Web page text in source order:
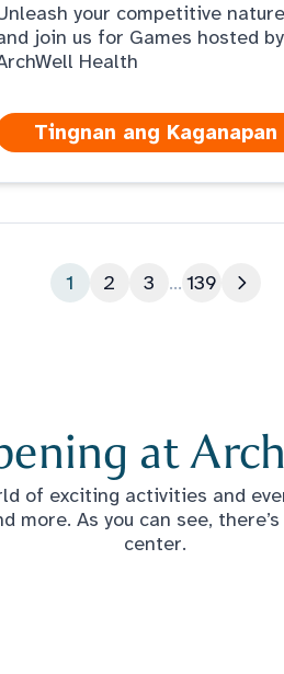
your competitive nature
join us for Games hosted by
Health
Tingnan ang Kaganapan
1 2 3 ... 139
at
of exciting activities and
more. As you can see,
center.